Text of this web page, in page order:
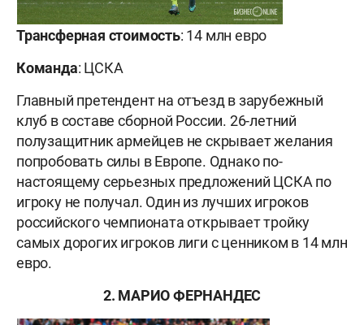
Трансферная стоимость: 14 млн евро
Команда: ЦСКА
Главный претендент на отъезд в зарубежный
клуб в составе сборной России. 26-летний
полузащитник армейцев не скрывает желания
попробовать силы в Европе. Однако по-
настоящему серьезных предложений ЦСКА по
игроку не получал. Один из лучших игроков
российского чемпионата открывает тройку
самых дорогих игроков лиги с ценником в 14 млн
евро.
2. МАРИО ФЕРНАНДЕС